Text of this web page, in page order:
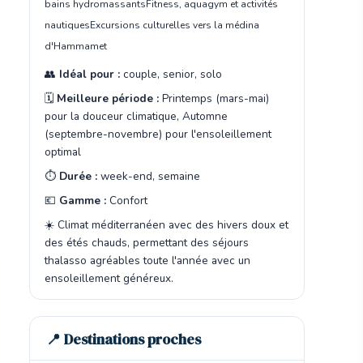
bains hydromassantsFitness, aquagym et activités
nautiquesExcursions culturelles vers la médina
d'Hammamet
👥 Idéal pour : couple, senior, solo
🗓️ Meilleure période : Printemps (mars-mai)
pour la douceur climatique, Automne
(septembre-novembre) pour l'ensoleillement
optimal
⏱️ Durée : week-end, semaine
💶 Gamme : Confort
☀️ Climat méditerranéen avec des hivers doux et
des étés chauds, permettant des séjours
thalasso agréables toute l'année avec un
ensoleillement généreux.
📍 Destinations proches